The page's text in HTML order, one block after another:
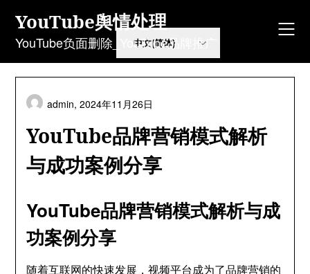
content
YouTube舆情处理
YouTube负面删除_YouTube品牌推广
YouTube品牌营销模式解析
与成功案例分享
admin,2024年11月26日
YouTube品牌营销模式解析与成
功案例分享
随着互联网的快速发展，视频平台成为了品牌营销的